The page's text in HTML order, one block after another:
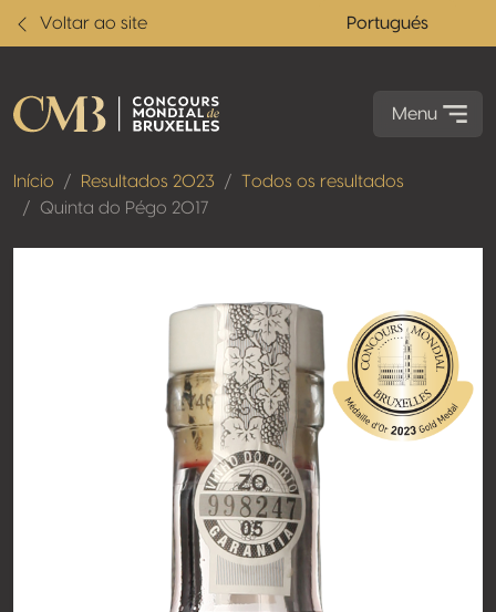
Voltar ao site Portugués
Menu
Início Resultados 2023
Todos os resultados
Quinta do Pégo 2017